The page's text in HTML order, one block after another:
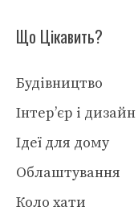
Що Цікавить?
Будівництво
Інтер’єр і дизайн
Ідеї для дому
Облаштування
Коло хати